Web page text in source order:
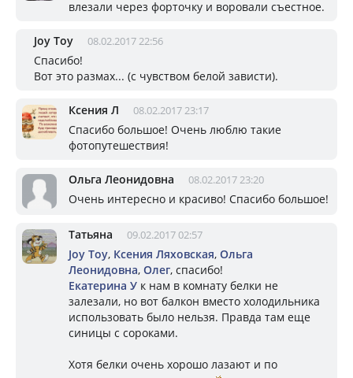
влезали через форточку и воровали съестное.
Joy Toy 08.02.2017 22:56
Спасибо!
Вот это размах... (с чувством белой зависти).
Ксения Л 08.02.2017 23:17
Спасибо большое! Очень люблю такие
фотопутешествия!
Ольга Леонидовна 08.02.2017 23:20
Очень интересно и красиво! Спасибо большое!
Татьяна 09.02.2017 02:57
Joy Toy, Ксения Ляховская, Ольга
Леонидовна, Олег, спасибо!
Екатерина У к нам в комнату белки не
залезали, но вот балкон вместо холодильника
использовать было нельзя. Правда там еще
синицы с сороками.
Хотя белки очень хорошо лазают и по